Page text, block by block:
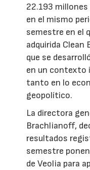
22.193 millones
en el mismo
semestre en el
adquirida Clean
que se
en un contexto
tanto en lo
geopolítico.
La directora
Brachlianoff,
resultados
semestre
de Veolia para